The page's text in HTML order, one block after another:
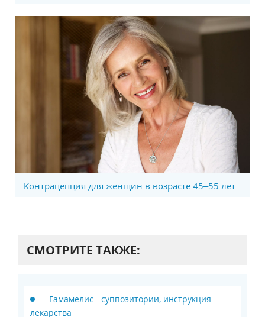
Контрацепция для женщин в возрасте 45–55 лет
СМОТРИТЕ ТАКЖЕ:
Гамамелис - суппозитории, инструкция
лекарства